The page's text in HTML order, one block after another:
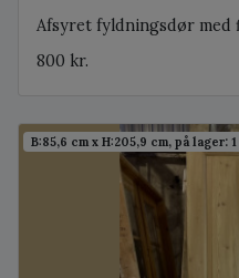
Afsyret fyldningsdør med
800 kr.
B:85,6 cm x H:205,9 cm, på lager: 1